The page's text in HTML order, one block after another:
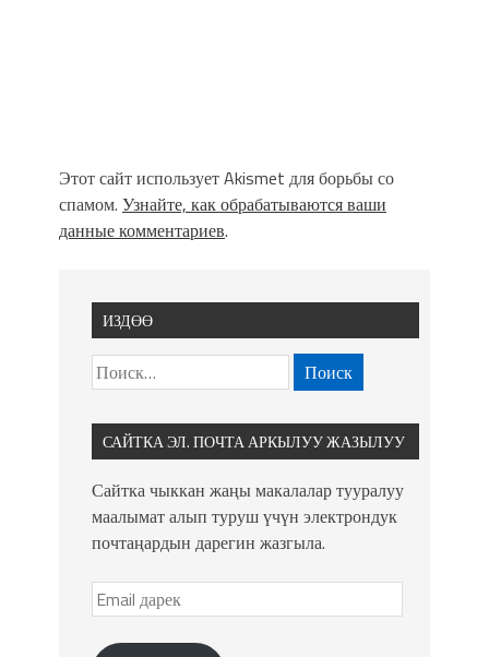
Этот сайт использует Akismet для борьбы со
спамом. Узнайте, как обрабатываются ваши
данные комментариев.
ИЗДӨӨ
САЙТКА ЭЛ. ПОЧТА АРКЫЛУУ ЖАЗЫЛУУ
Сайтка чыккан жаңы макалалар тууралуу
маалымат алып туруш үчүн электрондук
почтаңардын дарегин жазгыла.